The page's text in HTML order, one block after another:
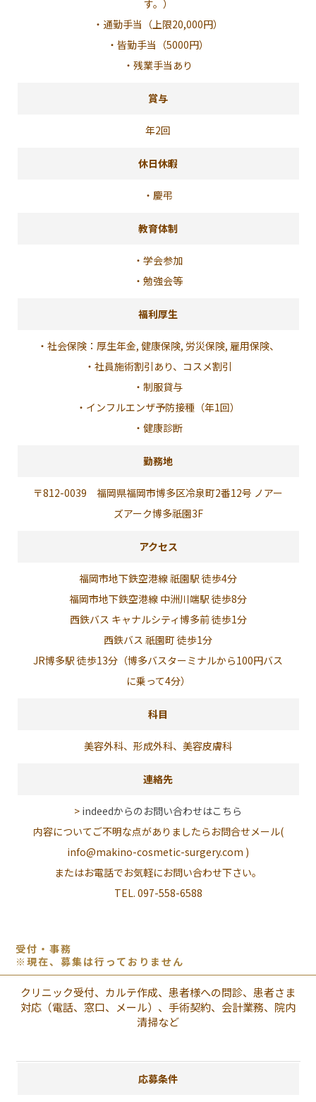
す。）
・通勤手当（上限20,000円）
・皆勤手当（5000円）
・残業手当あり
賞与
年2回
休日休暇
・慶弔
教育体制
・学会参加
・勉強会等
福利厚生
・社会保険：厚生年金, 健康保険, 労災保険, 雇用保険、
・社員施術割引あり、コスメ割引
・制服貸与
・インフルエンザ予防接種（年1回）
・健康診断
勤務地
〒812-0039 福岡県福岡市博多区冷泉町2番12号 ノアー
ズアーク博多祇園3F
アクセス
福岡市地下鉄空港線 祇園駅 徒歩4分
福岡市地下鉄空港線 中洲川端駅 徒歩8分
西鉄バス キャナルシティ博多前 徒歩1分
西鉄バス 祇園町 徒歩1分
JR博多駅 徒歩13分（博多バスターミナルから100円バス
に乗って4分）
科目
美容外科、形成外科、美容皮膚科
連絡先
> indeedからのお問い合わせはこちら
内容についてご不明な点がありましたらお問合せメール(
info@makino-cosmetic-surgery.com )
またはお電話でお気軽にお問い合わせ下さい。
TEL. 097-558-6588
受付・事務
※現在、募集は行っておりません
クリニック受付、カルテ作成、患者様への問診、 患者さま
対応（電話、窓口、メール）、手術契約、会計業務、院内
清掃など
応募条件